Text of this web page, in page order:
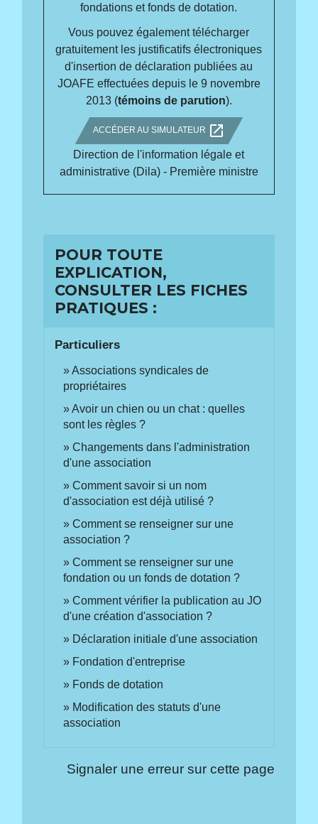
fondations et fonds de dotation.
Vous pouvez également télécharger
gratuitement les justificatifs électroniques
d'insertion de déclaration publiées au
JOAFE effectuées depuis le 9 novembre
2013 (témoins de parution).
ACCÉDER AU SIMULATEUR open_in_new
Direction de l'information légale et
administrative (Dila) - Première ministre
POUR TOUTE
EXPLICATION,
CONSULTER LES FICHES
PRATIQUES :
Particuliers
Associations syndicales de
propriétaires
Avoir un chien ou un chat : quelles
sont les règles ?
Changements dans l'administration
d'une association
Comment savoir si un nom
d'association est déjà utilisé ?
Comment se renseigner sur une
association ?
Comment se renseigner sur une
fondation ou un fonds de dotation ?
Comment vérifier la publication au JO
d'une création d'association ?
Déclaration initiale d'une association
Fondation d'entreprise
Fonds de dotation
Modification des statuts d'une
association
Signaler une erreur sur cette page